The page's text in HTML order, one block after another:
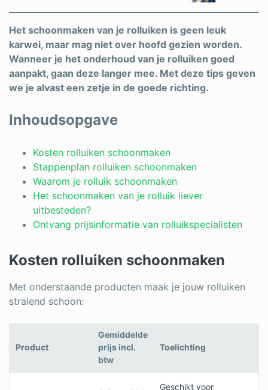
Rolluiken
Schilder
Schrijnwerker
Tegelzetter
Vloeren
Vochtbestrijding
Warmtepomp
Zonnepanelen
Zonwering
Bent u een vakspecialist?
Het schoonmaken van je rolluiken is geen leuk
karwei, maar mag niet over hoofd gezien worden.
Wanneer je het onderhoud van je rolluiken goed
aanpakt, gaan deze langer mee. Met deze tips geven
we je alvast een zetje in de goede richting.
Inhoudsopgave
Kosten rolluiken schoonmaken
Stappenplan rolluiken schoonmaken
Waarom je rolluik schoonmaken
Het schoonmaken van je rolluik liever
uitbesteden?
Ontvang prijsinformatie van rolluikspecialisten
Kosten rolluiken schoonmaken
Met onderstaande producten maak je jouw rolluiken
stralend schoon:
Product
Gemiddelde
prijs incl.
btw
Toelichting
Geschikt voor